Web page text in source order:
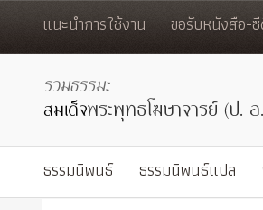
แนะนำการใช้งาน ขอรับหนังสือ-
ธรรมนิพนธ์ ธรรมนิพนธ์แปล